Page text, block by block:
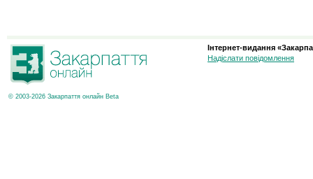
© 2003-2026 Закарпаття онлайн Beta
Інтернет-видання
Надіслати повідомлення